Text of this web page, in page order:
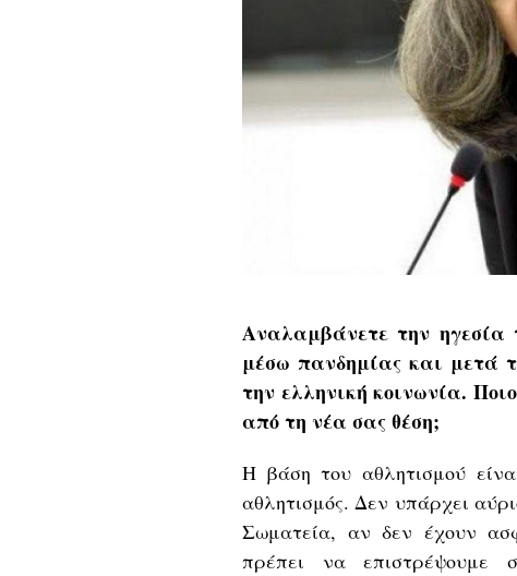
Αναλαμβάνετε την ηγεσία
μέσω πανδημίας και μετά
την ελληνική κοινωνία.
από τη νέα σας θέση;
Η βάση του αθλητισμού
αθλητισμός. Δεν υπάρχει
Σωματεία, αν δεν έχουν
πρέπει να επιστρέψουμε